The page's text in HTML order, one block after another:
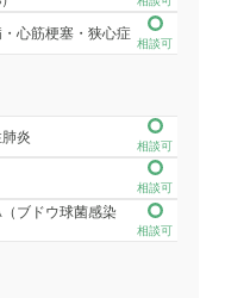
心筋梗塞・狭心症
相談可
炎
相談可
相談可
ブドウ球菌感染
相談可